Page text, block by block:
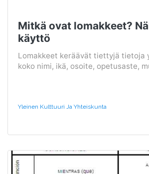
Mitkä ovat lomakkeet?
käyttö
Lomakkeet keräävät tiettyjä tietoja
koko nimi, ikä, osoite, opetusaste,
Yleinen Kulttuuri Ja Yhteiskunta